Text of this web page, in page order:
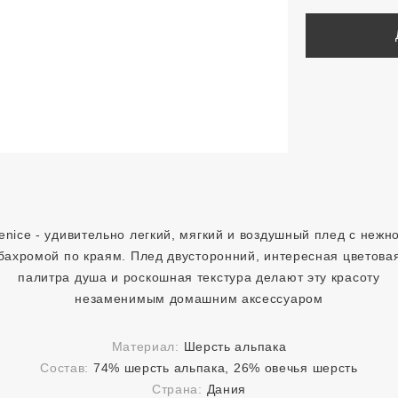
- удивительно легкий, мягкий и воздушный плед с
по краям. Плед двусторонний, интересная
палитра душа и роскошная текстура делают эту красоту
незаменимым домашним аксессуаром
Материал: Шерсть альпака
Состав: 74% шерсть альпака, 26% овечья шерсть
Страна: Дания